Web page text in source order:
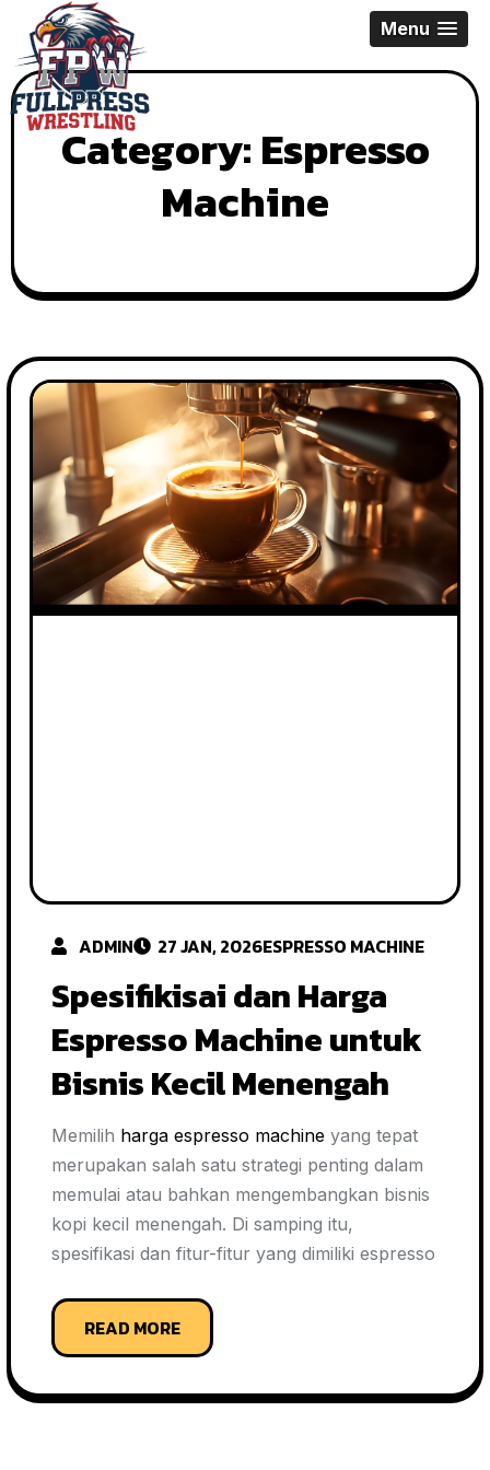
content
Menu
Category:Espresso
Machine
ADMIN 27 JAN, 2026ESPRESSO MACHINE
Spesifikisai dan Harga
Espresso Machine untuk
Bisnis Kecil Menengah
Memilih harga espresso machine yang tepat
merupakan salah satu strategi penting dalam
memulai atau bahkan mengembangkan bisnis
kopi kecil menengah. Di samping itu,
spesifikasi dan fitur-fitur yang dimiliki espresso
READ MORE